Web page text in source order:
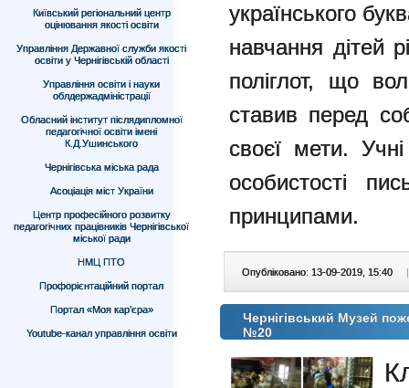
Київський регіональний центр
оцінювання якості освіти
Управління Державної служби якості
освіти у Чернігівській області
Управління освіти і науки
облдержадміністрації
Обласний інститут післядипломної
педагогічної освіти імені
К.Д.Ушинського
Чернігівська міська рада
Асоціація міст України
Центр професійного розвитку
педагогічних працівників Чернігівської
міської ради
НМЦ ПТО
Профорієнтаційний портал
Портал «Моя кар’єра»
Youtube-канал управління освіти
українського
навчання дітей
поліглот, що
ставив перед
своєї мети.
особистості
принципами.
Опубліковано: 13-09-2019, 15:40 |
Чернігівський Музей
№20